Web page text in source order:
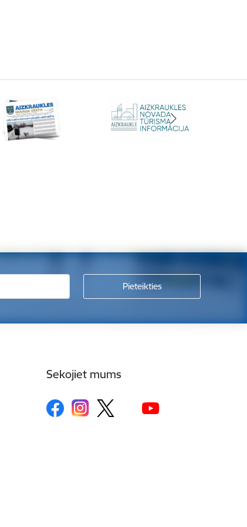
Sekojiet mums